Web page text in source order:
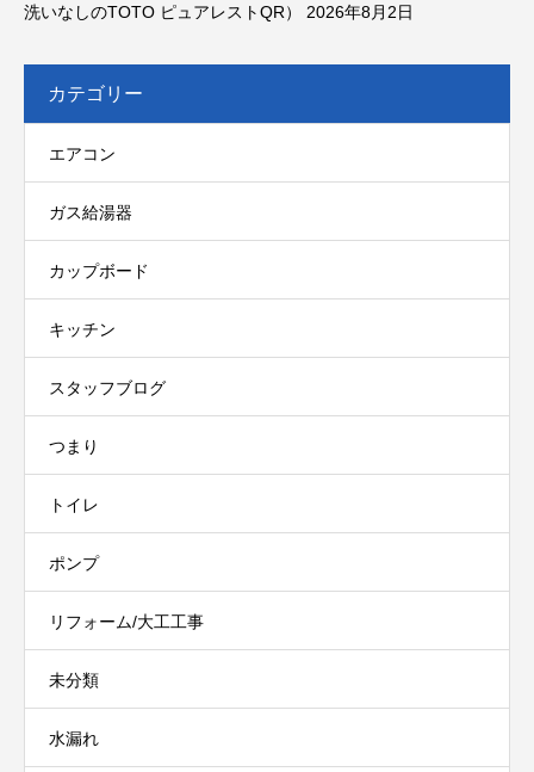
洗いなしのTOTO ピュアレストQR）
2026年8月2日
カテゴリー
エアコン
ガス給湯器
カップボード
キッチン
スタッフブログ
つまり
トイレ
ポンプ
リフォーム/大工工事
未分類
水漏れ